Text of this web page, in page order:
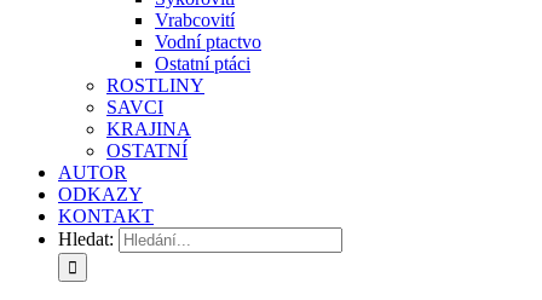
Vrabcovití
Vodní ptactvo
Ostatní ptáci
ROSTLINY
SAVCI
KRAJINA
OSTATNÍ
AUTOR
ODKAZY
KONTAKT
Hledat: